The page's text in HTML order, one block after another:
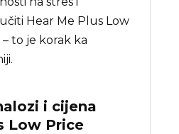
Hear Me Plus Low
to je korak ka
i cijena
Low Price